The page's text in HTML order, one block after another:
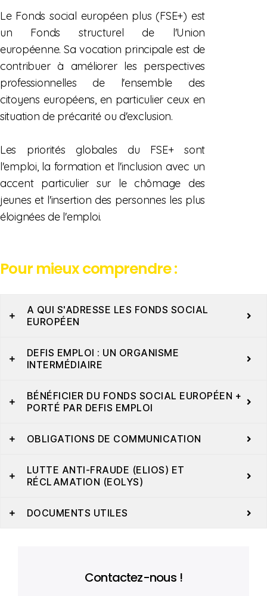
Le Fonds social européen plus (FSE+) est
un Fonds structurel de l'Union
européenne. Sa vocation principale est de
contribuer à améliorer les perspectives
professionnelles de l'ensemble des
citoyens européens, en particulier ceux en
situation de précarité ou d'exclusion.
Les priorités globales du FSE+ sont
l'emploi, la formation et l'inclusion avec un
accent particulier sur le chômage des
jeunes et l'insertion des personnes les plus
éloignées de l'emploi.
Pour mieux comprendre :
A QUI S'ADRESSE LES FONDS SOCIAL
EUROPÉEN
DEFIS EMPLOI : UN ORGANISME
INTERMÉDIAIRE
BÉNÉFICIER DU FONDS SOCIAL EUROPÉEN +
PORTÉ PAR DEFIS EMPLOI
OBLIGATIONS DE COMMUNICATION
LUTTE ANTI-FRAUDE (ELIOS) ET
RÉCLAMATION (EOLYS)
DOCUMENTS UTILES
Contactez-nous !